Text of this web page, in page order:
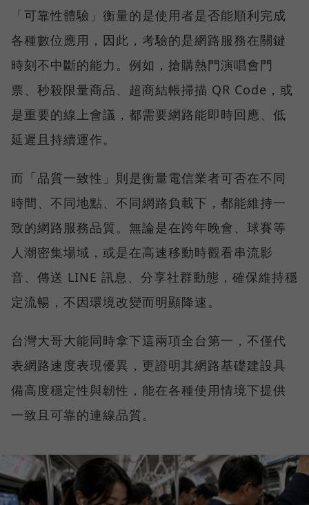
「可靠性體驗」衡量的是使用者是否能順利完成
各種數位應用，因此，考驗的是網路服務在關鍵
時刻不中斷的能力。例如，搶購熱門演唱會門
票、秒殺限量商品、超商結帳掃描 QR Code，或
是重要的線上會議，都需要網路能即時回應、低
延遲且持續運作。
而「品質一致性」則是衡量電信業者可否在不同
時間、不同地點、不同網路負載下，都能維持一
致的網路服務品質。無論是在跨年晚會、球賽等
人潮密集場域，或是在高速移動時觀看串流影
音、傳送 LINE 訊息、分享社群動態，確保維持穩
定流暢，不因環境改變而明顯降速。
台灣大哥大能同時拿下這兩項全台第一，不僅代
表網路速度表現優異，更證明其網路基礎建設具
備高度穩定性與韌性，能在各種使用情境下提供
一致且可靠的連線品質。